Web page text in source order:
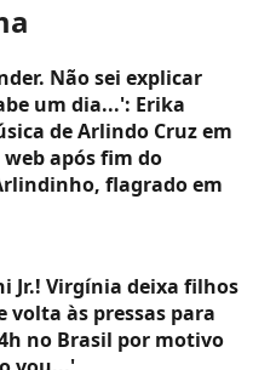
Não sei explicar
um dia...': Erika
de Arlindo Cruz em
web após fim do
flagrado em
Jr.! Virgínia deixa filhos
volta às pressas para
no Brasil por motivo